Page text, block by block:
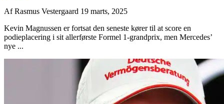
AfRasmus Vestergaard 19 marts, 2025
Kevin Magnussen er fortsat den seneste kører til at score en
podieplacering i sit allerførste Formel 1-grandprix, men Mercedes’
nye ...